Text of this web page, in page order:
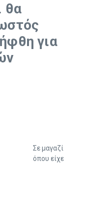
θα
για
Σε μαγαζί
όπου είχε